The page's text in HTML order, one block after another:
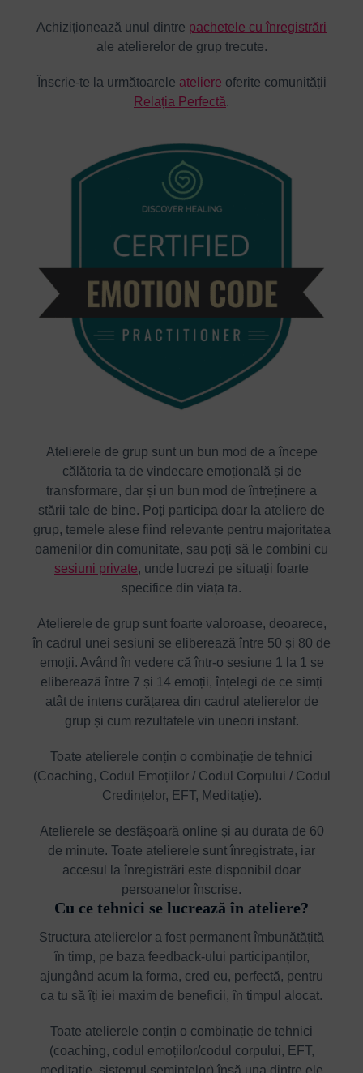
Achiziționează unul dintre pachetele cu înregistrări
ale atelierelor de grup trecute.
Înscrie-te la următoarele ateliere oferite comunității
Relația Perfectă.
Atelierele de grup sunt un bun mod de a începe
călătoria ta de vindecare emoțională și de
transformare, dar și un bun mod de întreținere a
stării tale de bine. Poți participa doar la ateliere de
grup, temele alese fiind relevante pentru majoritatea
oamenilor din comunitate, sau poți să le combini cu
sesiuni private, unde lucrezi pe situații foarte
specifice din viața ta.
Atelierele de grup sunt foarte valoroase, deoarece,
în cadrul unei sesiuni se eliberează între 50 și 80 de
emoții. Având în vedere că într-o sesiune 1 la 1 se
eliberează între 7 și 14 emoții, înțelegi de ce simți
atât de intens curățarea din cadrul atelierelor de
grup și cum rezultatele vin uneori instant.
Toate atelierele conțin o combinație de tehnici
(Coaching, Codul Emoțiilor / Codul Corpului / Codul
Credințelor, EFT, Meditație).
Atelierele se desfășoară online și au durata de 60
de minute. Toate atelierele sunt înregistrate, iar
accesul la înregistrări este disponibil doar
persoanelor înscrise.
Cu ce tehnici se lucrează în ateliere?
Structura atelierelor a fost permanent îmbunătățită
în timp, pe baza feedback-ului participanților,
ajungând acum la forma, cred eu, perfectă, pentru
ca tu să îți iei maxim de beneficii, în timpul alocat.
Toate atelierele conțin o combinație de tehnici
(coaching, codul emoțiilor/codul corpului, EFT,